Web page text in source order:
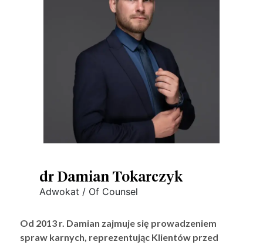
dr Damian Tokarczyk
Adwokat / Of Counsel
Od 2013 r. Damian zajmuje się prowadzeniem
spraw karnych, reprezentując Klientów przed